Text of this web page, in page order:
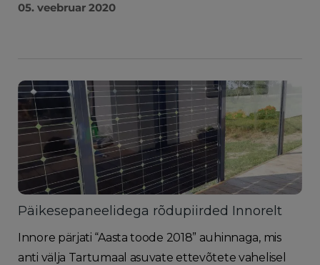
05. veebruar 2020
Päikesepaneelidega rõdupiirded Innorelt
Innore pärjati “Aasta toode 2018” auhinnaga, mis
anti välja Tartumaal asuvate ettevõtete vahelisel